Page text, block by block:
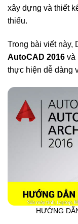
xây dựng và thiết
thiếu.
Trong bài viết này,
AutoCAD 2016 và
thực hiện dễ dàng
HƯỚNG